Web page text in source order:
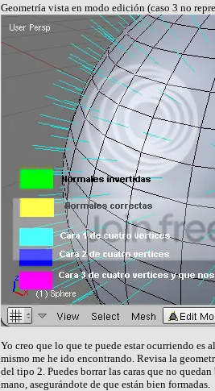
Geometría vista en modo edición (caso 3 no
Yo creo que lo que te puede estar ocurriendo es
mismo me he ido encontrando. Revisa la
del tipo 2. Puedes borrar las caras que no
mano, asegurándote de que están bien formadas.